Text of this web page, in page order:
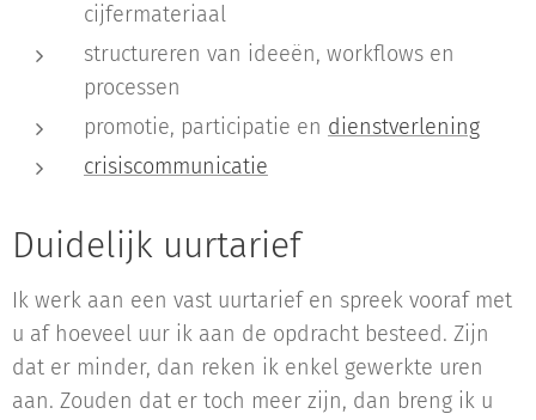
cijfermateriaal
structureren van ideeën, workflows en
processen
promotie, participatie en dienstverlening
crisiscommunicatie
Duidelijk uurtarief
Ik werk aan een vast uurtarief en spreek vooraf met
u af hoeveel uur ik aan de opdracht besteed. Zijn
dat er minder, dan reken ik enkel gewerkte uren
aan. Zouden dat er toch meer zijn, dan breng ik u